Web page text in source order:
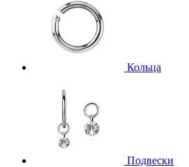
Кольца
Подвески